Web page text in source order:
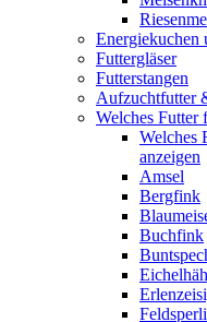
Energiekuchen
Futtergläser
Futterstangen
Aufzuchtfutter
Welches Futter
Welches
anzeigen
Amsel
Bergfink
Buchfink